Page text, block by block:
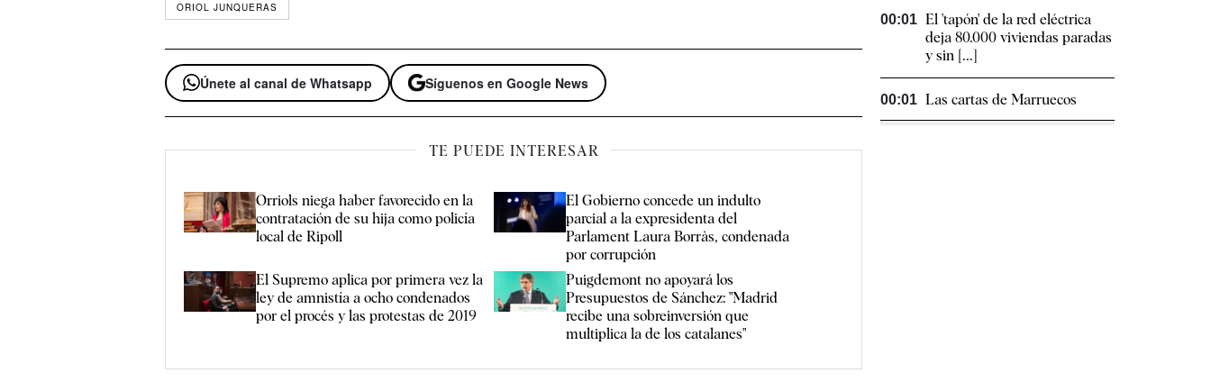
ORIOL JUNQUERAS
Únete al canal de Whatsapp Síguenos en Google News
TE PUEDE INTERESAR
Orriols niega haber favorecido en la
contratación de su hija como policía
local de Ripoll
El Gobierno concede un indulto
parcial a la expresidenta del
Parlament Laura Borràs, condenada
por corrupción
El Supremo aplica por primera vez la
ley de amnistía a ocho condenados
por el procés y las protestas de 2019
Puigdemont no apoyará los
Presupuestos de Sánchez: "Madrid
recibe una sobreinversión que
multiplica la de los catalanes"
00:01 El 'tapón' de la red eléctrica
deja 80.000 viviendas paradas
y sin [...]
00:01 Las cartas de Marruecos